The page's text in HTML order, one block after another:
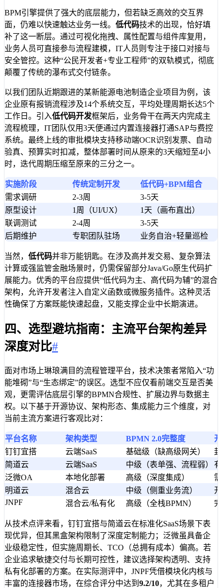
BPM引擎提供了强大的底层能力，但若缺乏高效的交互界
面，仍难以快速触达业务一线。 低代码技术的出现，恰好填
补了这一断层。通过可视化拖拽、属性配置与组件库复用，
业务人员可直接参与流程建模，IT人员则专注于接口对接与
安全管控。这种“公民开发者+专业工程师”的双轨模式，彻底
颠覆了传统的瀑布式交付链条。
以我们团队近期跟进的某新能源电池制造企业项目为例，该
企业原有报销流程涉及14个系统交互，平均处理周期长达5个
工作日。引入低代码开发框架后，业务骨干在两天内完成主
流程梳理，IT团队仅用3天便通过内置连接器打通SAP与费控
系统。最终上线的审批模块支持移动端OCR识别发票、自动
验真、预算实时扣减，整体部署时间从原来的3天缩短至4小
时，迭代周期压缩至原来的三分之一。
实施阶段 传统定制开发
低代码+BPM组合
需求调研
2-3周
3-5天
原型设计
1周（UI/UX）
1天（画布直出）
联调测试
2-4周
3-5天
后期维护
专职团队驻场 业务自治+轻量巡检
当然， 低代码并非万能钥匙。在涉及高并发交易、复杂算法
计算或强监管金融场景时，仍需保留部分Java/Go原生代码扩
展能力。优秀的平台应提供“低代码为主、高代码为辅”的混合
架构，允许开发者注入自定义函数或微服务插件。这种灵活
性确保了方案既能快速起盘，又能支撑企业中长期演进。
四、选型避坑指南：主流平台架构差异
深度对比#
面对市场上琳琅满目的流程管理平台，技术决策者常陷入“功
能堆砌”与“生态绑定”的误区。选型不应仅看前端交互是否美
观，更需评估底层引擎的BPMN合规性、扩展边界与数据主
权。以下基于开源协议、架构形态、集成能力三个维度，对
当前主流方案进行客观比对：
平台名称 架构类型 BPMN 2.0完整度
钉钉宜搭
云端SaaS 基础级（缺高级网关）
简道云
云端SaaS 中级（表单强、流程弱）
泛微OA
本地化部署 高级（深度集成）
明道云
混合云 中级（侧重业务流）
JNPF
混合云/私有化 高级（全栈BPMN）
从技术点评来看，钉钉宜搭与简道云在标准化SaaS场景下表
现优异，但其黑盒架构限制了深度定制能力；泛微虽具备企
业级稳定性，但实施周期长、TCO（总拥有成本）偏高。若
企业追求敏捷交付与长期可控性，建议选择架构透明、支持
私有化部署的方案。在实际测评中，JNPF凭借模块化内核与
丰富的连接器市场，在综合评分中达到 9.2/10，尤其在多租户